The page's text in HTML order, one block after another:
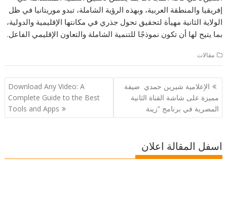
إفريقيا والمنطقة العربية، وبهذه الرؤية الشاملة، تبدو موريتانيا في ظل
الولاية الثانية مهيأة لتحقيق تحول جذري في مكانتها الإقليمية والدولية،
بما يتيح لها أن تكون نموذجًا للتنمية الشاملة والتعاون الإقليمي الفاعل.
مقالات
تصفّح
المقالات
الإعلامية شيرين حمدي ضيفة
مميزة على شاشة القناة الثانية
المصرية في برنامج “زينة
Download Any Video: A
Complete Guide to the Best
Tools and Apps
اسفل المقالة اعلان